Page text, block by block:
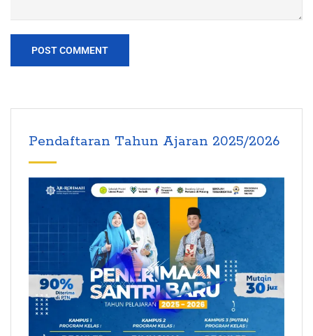
Pendaftaran Tahun Ajaran 2025/2026